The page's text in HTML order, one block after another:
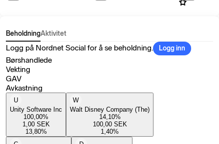
BeholdningAktivitet
Logg på Nordnet Social for å se beholdning. Logg inn
Børshandlede
Vekting
GAV
Avkastning
U
Unity Software Inc
100,00%
1,00 SEK
13,80%
W
Walt Disney Company (The)
14,10%
100,00 SEK
1,40%